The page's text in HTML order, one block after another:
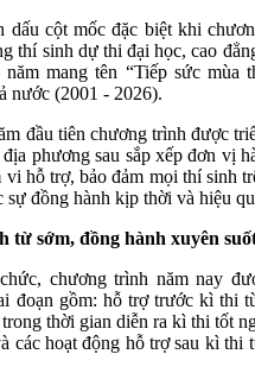
dấu cột mốc đặc biệt khi
thí sinh dự thi đại học, cao
mang tên “Tiếp sức mùa
nước (2001 - 2026).
đầu tiên chương trình được
phương sau sắp xếp đơn vị
vi hỗ trợ, bảo đảm mọi thí sinh
sự đồng hành kịp thời và hiệu
từ sớm, đồng hành xuyên
chương trình năm nay
đoạn gồm: hỗ trợ trước kì thi
thời gian diễn ra kì thi tốt
các hoạt động hỗ trợ sau kì thi